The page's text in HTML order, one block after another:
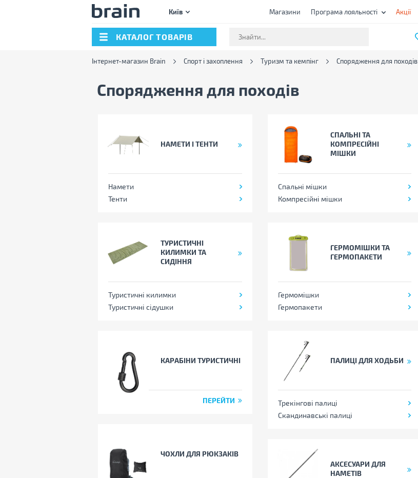
Київ Магазини Програма лояльності Акції
КАТАЛОГ ТОВАРІВ
Інтернет-магазин Brain Спорт і захоплення Туризм та кемпінг Спорядження для походів
Спорядження для походів
НАМЕТИ І ТЕНТИ
Намети
Тенти
СПАЛЬНІ ТА
КОМПРЕСІЙНІ
МІШКИ
Спальні мішки
Компресійні мішки
ТУРИСТИЧНІ
КИЛИМКИ ТА
СИДІННЯ
Туристичні килимки
Туристичні сідушки
ГЕРМОМІШКИ ТА
ГЕРМОПАКЕТИ
Гермомішки
Гермопакети
КАРАБІНИ ТУРИСТИЧНІ
ПЕРЕЙТИ
ПАЛИЦІ ДЛЯ ХОДЬБИ
Трекінгові палиці
Скандинавські палиці
ЧОХЛИ ДЛЯ РЮКЗАКІВ
АКСЕСУАРИ ДЛЯ
НАМЕТІВ